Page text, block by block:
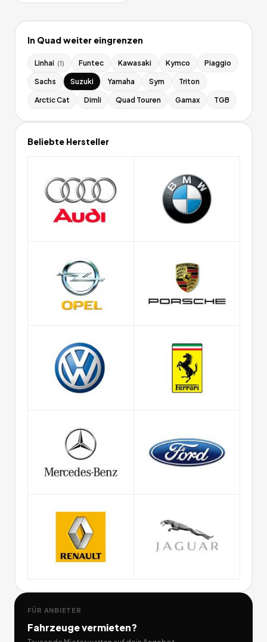
In Quadweiter eingrenzen
Linhai (1) Funtec Kawasaki Kymco Piaggio
Sachs Suzuki Yamaha Sym Triton
Arctic Cat Dimli Quad Touren Gamax TGB
Beliebte Hersteller
FÜR ANBIETER
Fahrzeugevermieten?